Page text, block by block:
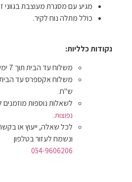
מגיע עם מסגרת מעוצבת בגווני
כולל מתלה נוח לקיר.
נקודות כלליות:
משלוח עד הבית תוך 7 ימי עסקים ב- 19 ש"ח.
ש"ח.
לשאלות נוספות
נפוצות.
לכל שאלה, ייעוץ או
ונשמח לעזור בטלפון
054-9606206